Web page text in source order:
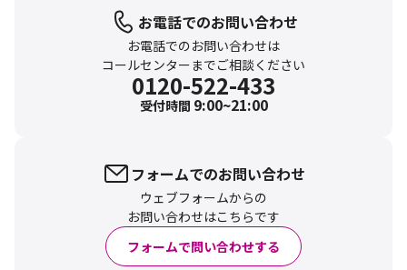
お電話でのお問い合わせ
お電話でのお問い合わせは
コールセンターまでご相談ください
0120-522-433
受付時間 9:00~21:00
フォームでのお問い合わせ
ウェブフォームからの
お問い合わせはこちらです
フォームで問い合わせする